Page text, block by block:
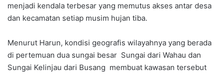
menjadi kendala terbesar yang memutus akses antar desa
dan kecamatan setiap musim hujan tiba.
Menurut Harun, kondisi geografis wilayahnya yang berada
di pertemuan dua sungai besar Sungai dari Wahau dan
Sungai Kelinjau dari Busang membuat kawasan tersebut